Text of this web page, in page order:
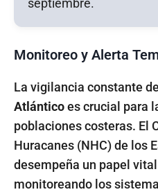
Monitoreo y Alerta
La vigilancia constante
Atlánticoes crucial para
poblaciones costeras. El
Huracanes (NHC) de los
desempeña un papel
monitoreando los